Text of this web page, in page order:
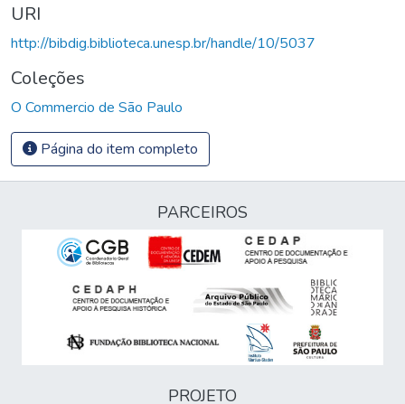
URI
http://bibdig.biblioteca.unesp.br/handle/10/5037
Coleções
O Commercio de São Paulo
Página do item completo
PARCEIROS
PROJETO